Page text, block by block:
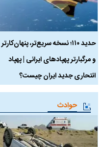
حدید ۱۱۰؛ نسخه سریع‌تر، پنهان‌کارتر
و مرگبارتر پهپادهای ایرانی | پهپاد
انتحاری جدید ایران چیست؟
حوادث